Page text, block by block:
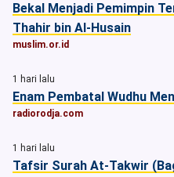
Bekal Menjadi Pemimpin
Thahir bin Al-Husain
muslim.or.id
1 hari lalu
Enam Pembatal Wudhu
radiorodja.com
1 hari lalu
Tafsir Surah At-Takwir